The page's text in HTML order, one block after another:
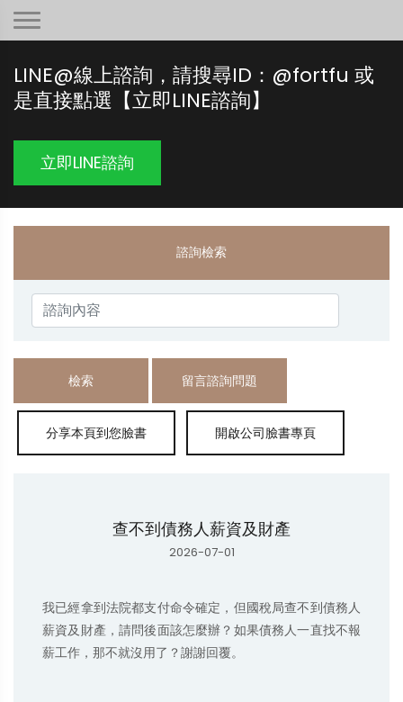
LINE@線上諮詢，請搜尋ID：@fortfu 或
是直接點選【立即LINE諮詢】
立即LINE諮詢
諮詢檢索
檢索 留言諮詢問題
查不到債務人薪資及財產
2026-07-01
我已經拿到法院都支付命令確定，但國稅局查不到債務人
薪資及財產，請問後面該怎麼辦？如果債務人一直找不報
薪工作，那不就沒用了？謝謝回覆。